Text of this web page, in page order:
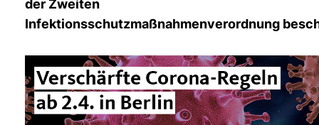
der Zweiten
Infektionsschutzmaßnahmenverordnung